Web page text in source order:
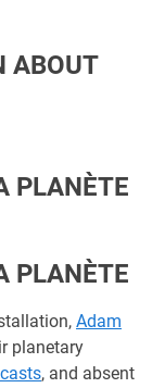
ABOUT
PLANÈTE
PLANÈTE
Adam
planetary
, and absent